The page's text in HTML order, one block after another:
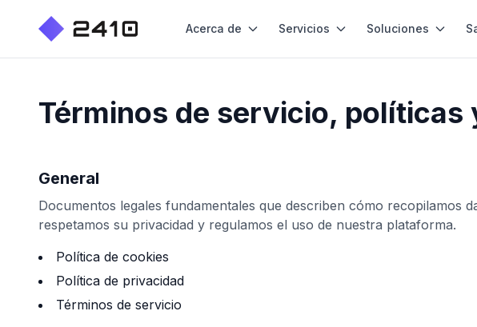
Acerca de Servicios Soluciones
Términos de servicio, políticas
General
Documentos legales fundamentales que describen cómo recopilamos
respetamos su privacidad y regulamos el uso de nuestra plataforma.
Política de cookies
Política de privacidad
Términos de servicio